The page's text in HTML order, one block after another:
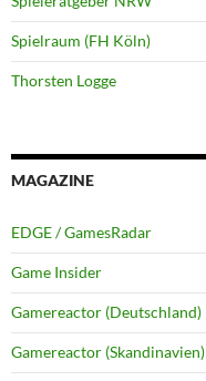
Spielraum (FH Köln)
Thorsten Logge
MAGAZINE
EDGE / GamesRadar
Game Insider
Gamereactor (Deutschland)
Gamereactor (Skandinavien)